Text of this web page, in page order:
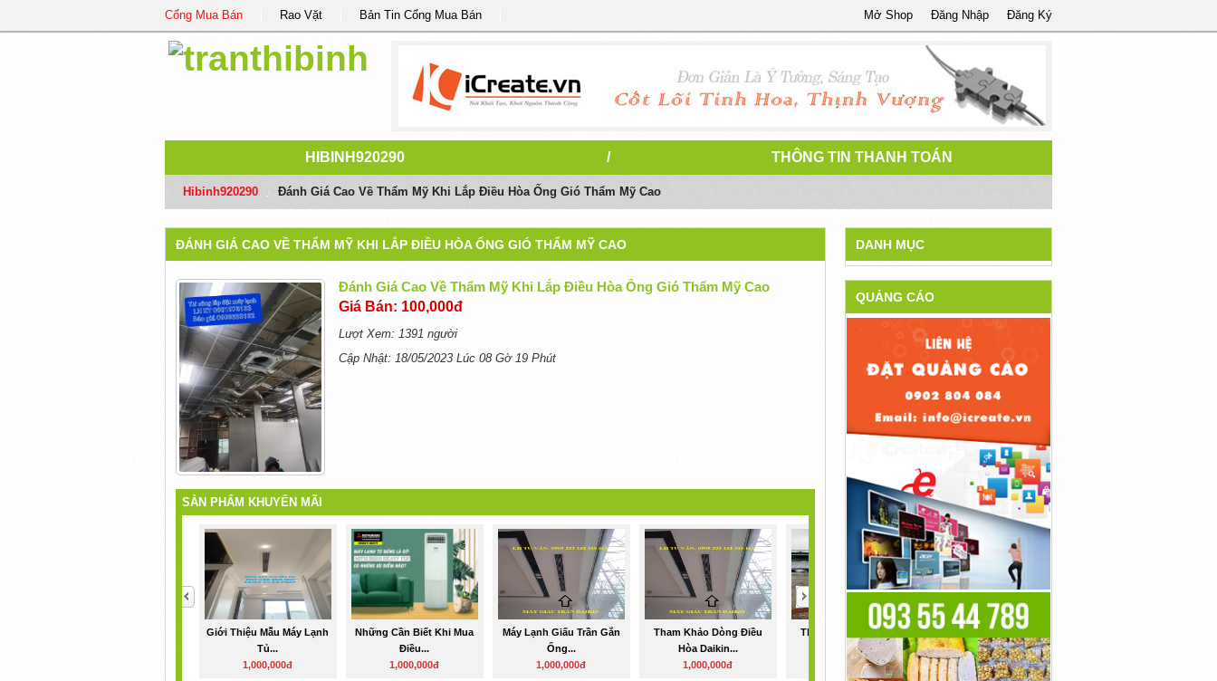
Cổng Mua Bán Rao Vặt Bản Tin Cổng Mua Bán Đăng Ký
Đăng Nhập
Mở Shop
HIBINH920290 / THÔNG TIN THANH TOÁN
Hibinh920290 Đánh Giá Cao Về Thẩm Mỹ Khi Lắp Điều Hòa Ống Gió Thẩm Mỹ Cao
ĐÁNH GIÁ CAO VỀ THẨM MỸ KHI LẮP ĐIỀU HÒA ỐNG GIÓ THẨM MỸ CAO
Đánh Giá Cao Về Thẩm Mỹ Khi Lắp Điều Hòa Ống Gió Thẩm Mỹ Cao
Giá Bán: 100,000đ
Lượt Xem: 1391 người
Cập Nhật: 18/05/2023 Lúc 08 Gờ 19 Phút
SẢN PHẨM KHUYẾN MÃI
Giới Thiệu Mẫu Máy Lạnh
Tủ...
1,000,000đ
Những Cần Biết Khi Mua
Điều...
1,000,000đ
Máy Lạnh Giấu Trần Gắn
Ống...
1,000,000đ
Tham Khảo Dòng Điều
Hòa Daikin...
1,000,000đ
Tham Khảo Dòng Điều
Hòa Daikin...
1,000,000đ
Tham Khảo Các Sản Phẩm
Máy...
1,000,000đ
>
DANH MỤC
QUẢNG CÁO